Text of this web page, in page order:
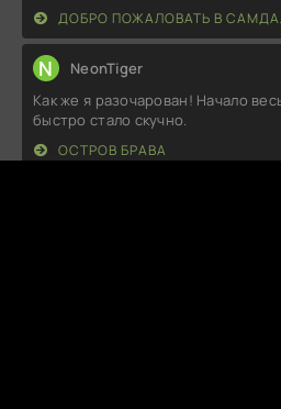
ДОБРО ПОЖАЛОВАТЬ В
N NeonTiger
Как же я разочарован! Начало
быстро стало скучно.
ОСТРОВ БРАВА